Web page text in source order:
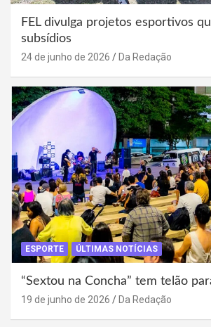
FEL divulga projetos esportivos
subsídios
24 de junho de 2026 Da Redação
ESPORTE ÚLTIMAS NOTÍCIAS
“Sextou na Concha” tem telão
19 de junho de 2026 Da Redação